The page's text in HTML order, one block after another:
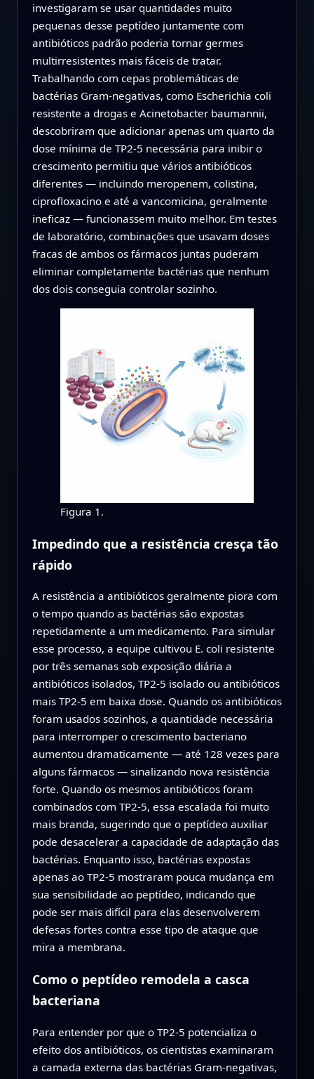
investigaram se usar quantidades muito
pequenas desse peptídeo juntamente com
antibióticos padrão poderia tornar germes
multirresistentes mais fáceis de tratar.
Trabalhando com cepas problemáticas de
bactérias Gram‑negativas, como Escherichia coli
resistente a drogas e Acinetobacter baumannii,
descobriram que adicionar apenas um quarto da
dose mínima de TP2‑5 necessária para inibir o
crescimento permitiu que vários antibióticos
diferentes — incluindo meropenem, colistina,
ciprofloxacino e até a vancomicina, geralmente
ineficaz — funcionassem muito melhor. Em testes
de laboratório, combinações que usavam doses
fracas de ambos os fármacos juntas puderam
eliminar completamente bactérias que nenhum
dos dois conseguia controlar sozinho.
Figura 1.
Impedindo que a resistência cresça tão
rápido
A resistência a antibióticos geralmente piora com
o tempo quando as bactérias são expostas
repetidamente a um medicamento. Para simular
esse processo, a equipe cultivou E. coli resistente
por três semanas sob exposição diária a
antibióticos isolados, TP2‑5 isolado ou antibióticos
mais TP2‑5 em baixa dose. Quando os antibióticos
foram usados sozinhos, a quantidade necessária
para interromper o crescimento bacteriano
aumentou dramaticamente — até 128 vezes para
alguns fármacos — sinalizando nova resistência
forte. Quando os mesmos antibióticos foram
combinados com TP2‑5, essa escalada foi muito
mais branda, sugerindo que o peptídeo auxiliar
pode desacelerar a capacidade de adaptação das
bactérias. Enquanto isso, bactérias expostas
apenas ao TP2‑5 mostraram pouca mudança em
sua sensibilidade ao peptídeo, indicando que
pode ser mais difícil para elas desenvolverem
defesas fortes contra esse tipo de ataque que
mira a membrana.
Como o peptídeo remodela a casca
bacteriana
Para entender por que o TP2‑5 potencializa o
efeito dos antibióticos, os cientistas examinaram
a camada externa das bactérias Gram‑negativas,